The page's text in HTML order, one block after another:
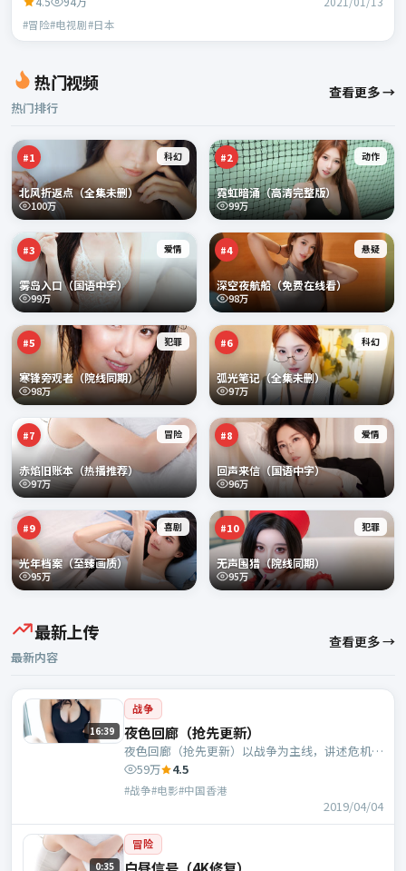
#冒险#电视剧#日本
热门视频
热门排行
查看更多 →
#1 科幻
北风折返点（全集未删）
100万
#2 动作
霓虹暗涌（高清完整版）
99万
#3 爱情
雾岛入口（国语中字）
99万
#4 悬疑
深空夜航船（免费在线看）
98万
#5 犯罪
寒锋旁观者（院线同期）
98万
#6 科幻
弧光笔记（全集未删）
97万
#7 冒险
赤焰旧账本（热播推荐）
97万
#8 爱情
回声来信（国语中字）
96万
#9 喜剧
光年档案（至臻画质）
95万
#10 犯罪
无声围猎（院线同期）
95万
最新上传
最新内容
查看更多 →
16:39
战争
夜色回廊（抢先更新）
夜色回廊（抢先更新）以战争为主线，讲述危机中
的抉择与人物成长；中国香港班底，文牧野执导，
马丽、咏梅等主演。
59万 4.5
#战争#电影#中国香港
2019/04/04
0:35
冒险